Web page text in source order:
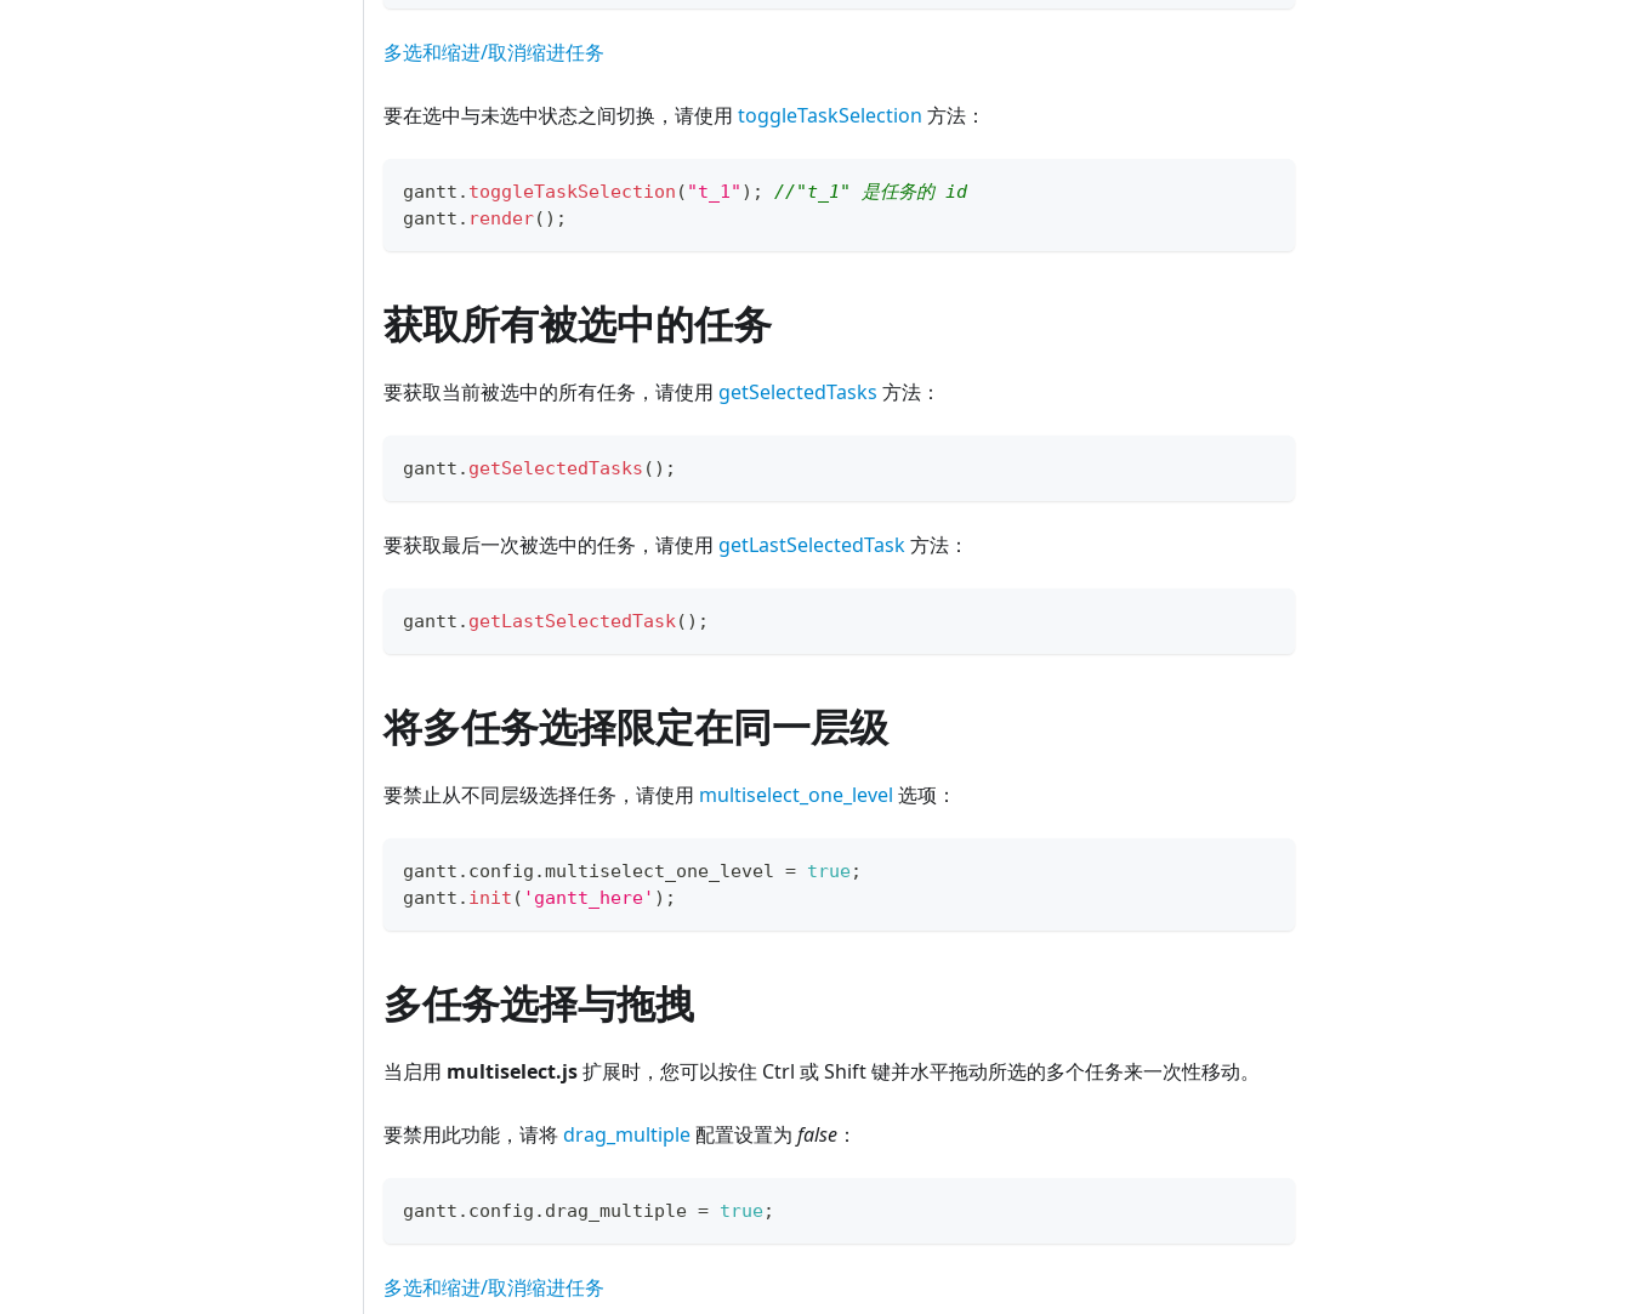
多选和缩进/取消缩进任务
要在选中与未选中状态之间切换，请使用 toggleTaskSelection 方法：
gantt . toggleTaskSelection ( "t_1" ) ;
//"t_1" 是任务的 id
gantt . render( ) ;
获取所有被选中的任务
要获取当前被选中的所有任务，请使用 getSelectedTasks 方法：
gantt . getSelectedTasks ( ) ;
要获取最后一次被选中的任务，请使用 getLastSelectedTask方法：
gantt . getLastSelectedTask( ) ;
将多任务选择限定在同一层级
要禁止从不同层级选择任务，请使用 multiselect_one_level 选项：
gantt . config .multiselect_one_level = true;
gantt . init ( 'gantt_here' ) ;
多任务选择与拖拽
当启用 multiselect.js扩展时，您可以按住 Ctrl 或 Shift 键并水平拖动所选的多个任务来一次性移动。
要禁用此功能，请将drag_multiple配置设置为 false ：
gantt . config . drag_multiple = true;
多选和缩进/取消缩进任务